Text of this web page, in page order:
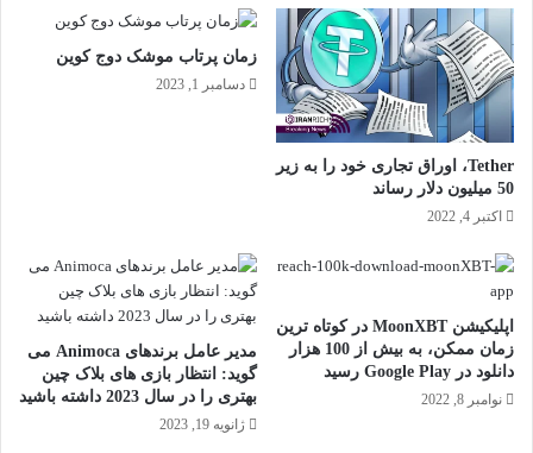
Tether، اوراق تجاری خود را به زیر
50 میلیون دلار رساند
اکتبر 4, 2022
زمان پرتاب موشک دوج کوین
دسامبر 1, 2023
اپلیکیشن MoonXBT در کوتاه ترین
زمان ممکن، به بیش از 100 هزار
دانلود در Google Play رسید
نوامبر 8, 2022
مدیر عامل برندهای Animoca می
گوید: انتظار بازی های بلاک چین
بهتری را در سال 2023 داشته باشید
ژانویه 19, 2023